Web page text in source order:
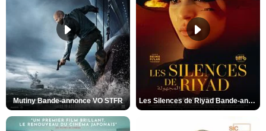
Mutiny Bande-annonce VO STFR Les Silences de Riyad Bande-annonce VO STFR